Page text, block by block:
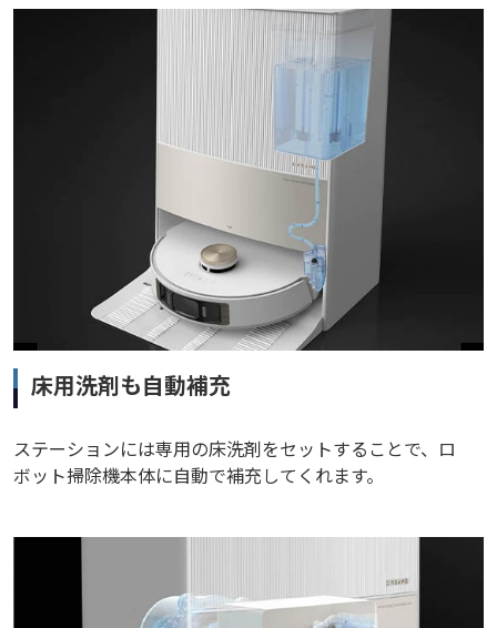
床用洗剤も自動補充
ステーションには専用の床洗剤をセットすることで、ロ
ボット掃除機本体に自動で補充してくれます。